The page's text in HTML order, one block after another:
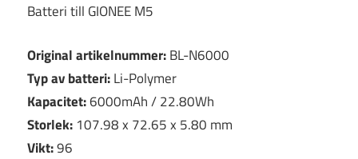
Batteri till GIONEE M5
Original artikelnummer:BL-N6000
Typ av batteri:Li-Polymer
Kapacitet:6000mAh / 22.80Wh
Storlek: 107.98 x 72.65 x 5.80 mm
Vikt:96